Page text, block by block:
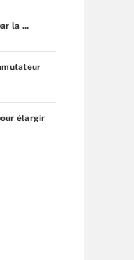
la ...
élargir